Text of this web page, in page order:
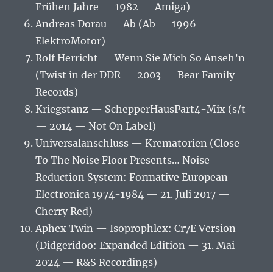
Frühen Jahre — 1982 — Amiga)
Andreas Dorau — Ab (Ab — 1996 —
ElektroMotor)
Rolf Herricht — Wenn Sie Mich So Anseh’n
(Twist in der DDR — 2003 — Bear Family
Records)
Kriegstanz — SchepperHausPart4-Mix (s/t
— 2014 — Not On Label)
Universalanschluss — Krematorien (Close
To The Noise Floor Presents… Noise
Reduction System: Formative European
Electronica 1974-1984 — 21. Juli 2017 —
Cherry Red)
Aphex Twin — Isoprophlex: Cr7E Version
(Didgeridoo: Expanded Edition — 31. Mai
2024 — R&S Recordings)